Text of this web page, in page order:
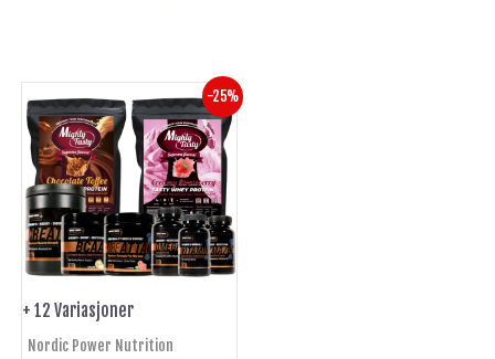
-25%
+ 12 Variasjoner
Nordic Power Nutrition
Opprinnelig
pris
var:
kr 2,394.
Nåværende
pris
er:
kr 1,795.
Dette
produktet
har
flere
varianter.
Alternativene
kan
velges
på
produktsiden